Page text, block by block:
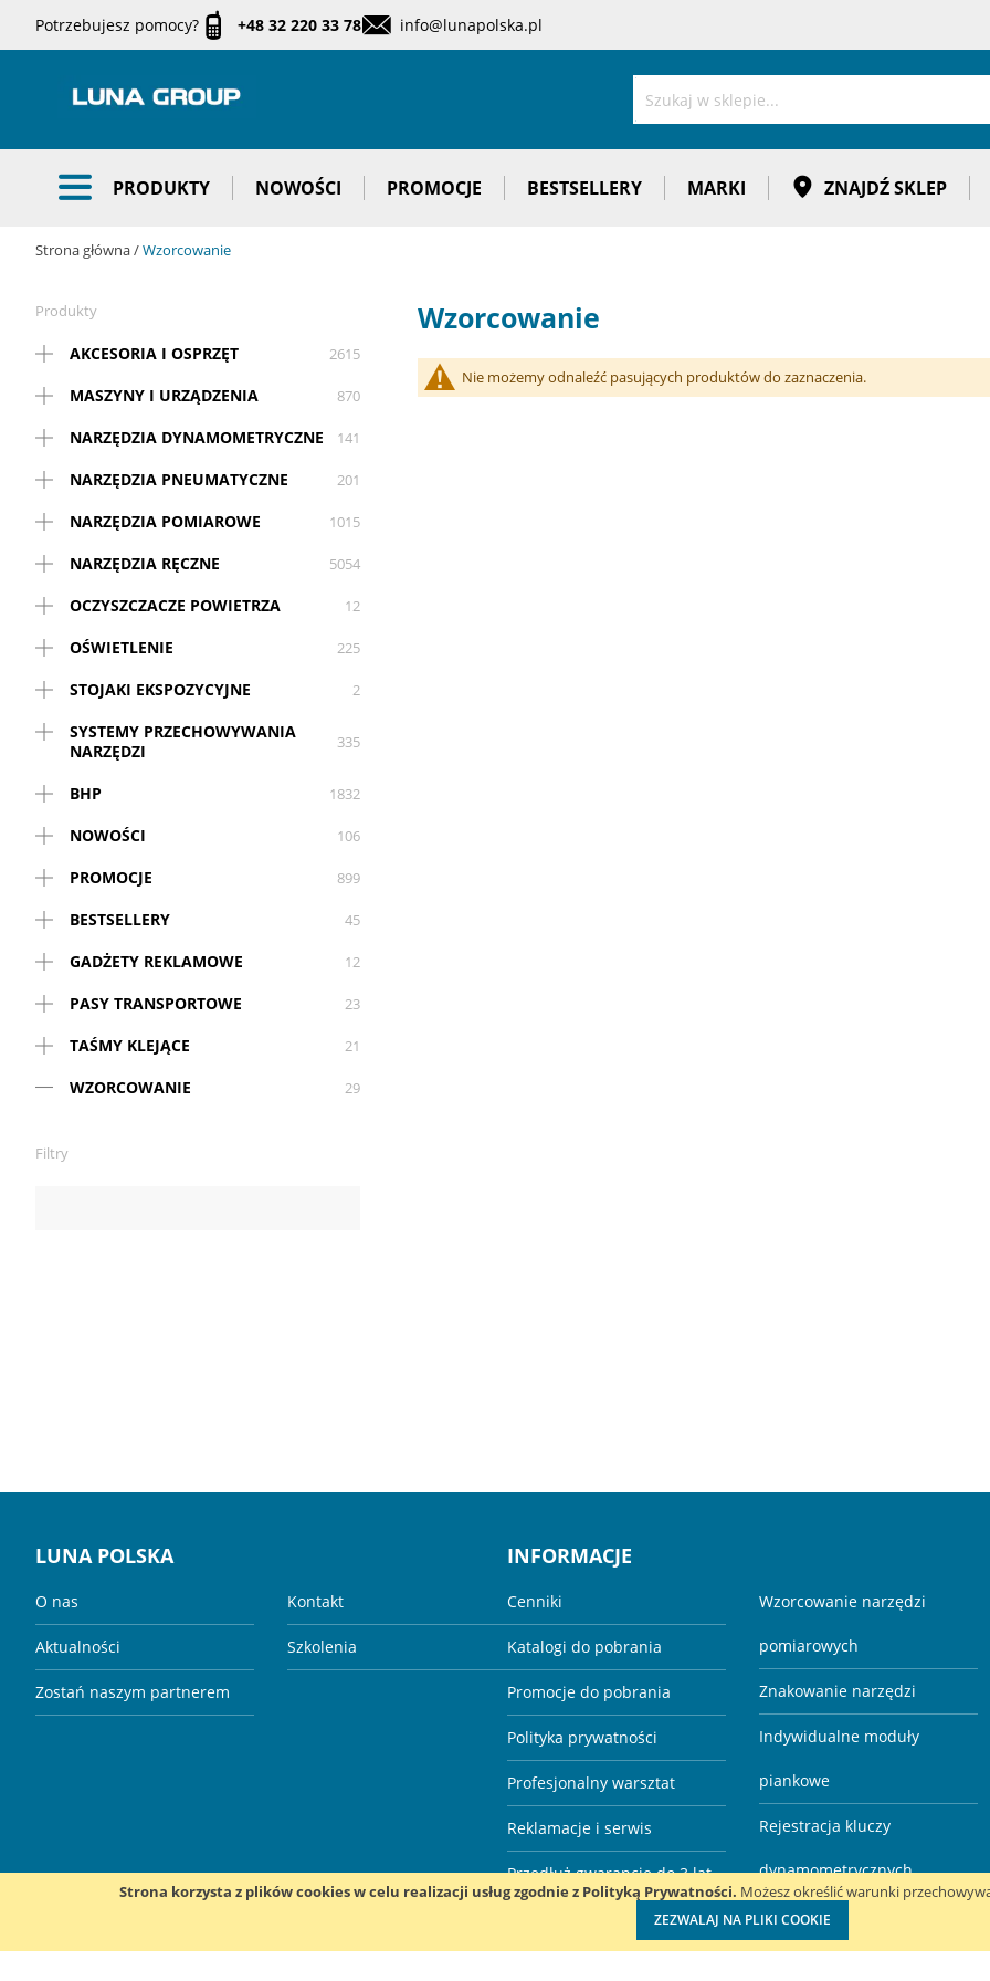
Strona korzysta z plików cookies w celu realizacji usług zgodnie z Polityką Prywatności. Możesz określić warunki
ZEZWALAJ NA PLIKI COOKIE
Potrzebujesz pomocy? +48 32 220 33 78 info@lunapolska.pl
Szukaj
PRODUKTY NOWOŚCI PROMOCJE BESTSELLERY MARKI ZNAJDŹ SKLEP
Strona główna Wzorcowanie
Wzorcowanie
Nie możemy odnaleźć pasujących produktów do zaznaczenia.
Produkty
AKCESORIA I OSPRZĘT 2615
MASZYNY I URZĄDZENIA 870
NARZĘDZIA DYNAMOMETRYCZNE 141
NARZĘDZIA PNEUMATYCZNE 201
NARZĘDZIA POMIAROWE 1015
NARZĘDZIA RĘCZNE 5054
OCZYSZCZACZE POWIETRZA 12
OŚWIETLENIE 225
STOJAKI EKSPOZYCYJNE 2
SYSTEMY PRZECHOWYWANIA
NARZĘDZI
335
BHP 1832
NOWOŚCI 106
PROMOCJE 899
BESTSELLERY 45
GADŻETY REKLAMOWE 12
PASY TRANSPORTOWE 23
TAŚMY KLEJĄCE 21
WZORCOWANIE 29
Filtry
LUNA POLSKA
O nas
Aktualności
Zostań naszym partnerem
Kontakt
Szkolenia
INFORMACJE
Cenniki
Katalogi do pobrania
Promocje do pobrania
Polityka prywatności
Profesjonalny warsztat
Reklamacje i serwis
Przedłuż gwarancję do 3 lat
Wzorcowanie narzędzi
pomiarowych
Znakowanie narzędzi
Indywidualne moduły
piankowe
Rejestracja kluczy
dynamometrycznych